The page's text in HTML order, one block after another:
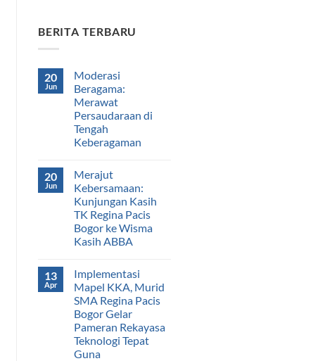
BERITA TERBARU
20
Jun
Moderasi
Beragama:
Merawat
Persaudaraan di
Tengah
Keberagaman
20
Jun
Merajut
Kebersamaan:
Kunjungan Kasih
TK Regina Pacis
Bogor ke Wisma
Kasih ABBA
13
Apr
Implementasi
Mapel KKA, Murid
SMA Regina Pacis
Bogor Gelar
Pameran Rekayasa
Teknologi Tepat
Guna